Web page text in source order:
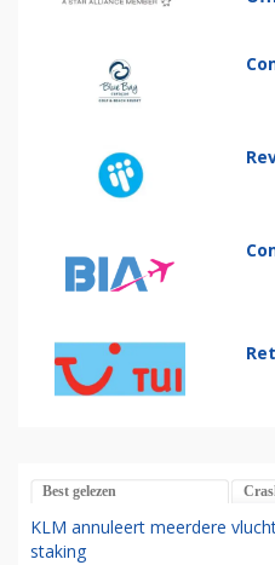
Best gelezen
KLM annuleert meerdere
staking